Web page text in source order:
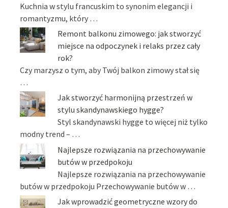
Kuchnia w stylu francuskim to synonim elegancji i
romantyzmu, który …
Remont balkonu zimowego: jak stworzyć
miejsce na odpoczynek i relaks przez cały
rok?
Czy marzysz o tym, aby Twój balkon zimowy stał się
…
Jak stworzyć harmonijną przestrzeń w
stylu skandynawskiego hygge?
Styl skandynawski hygge to więcej niż tylko
modny trend – …
Najlepsze rozwiązania na przechowywanie
butów w przedpokoju
Najlepsze rozwiązania na przechowywanie
butów w przedpokoju Przechowywanie butów w …
Jak wprowadzić geometryczne wzory do